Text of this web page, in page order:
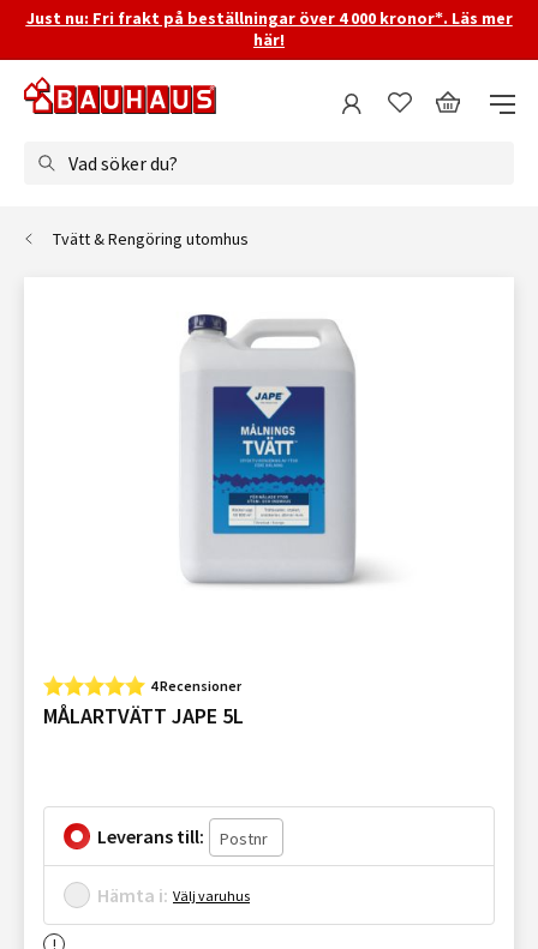
Just nu: Fri frakt på beställningar över 4 000 kronor*. Läs mer
här!
Vad söker du?
Tvätt & Rengöring utomhus
4 Recensioner
MÅLARTVÄTT JAPE 5L
Leverans till:
Hämta i: Välj varuhus